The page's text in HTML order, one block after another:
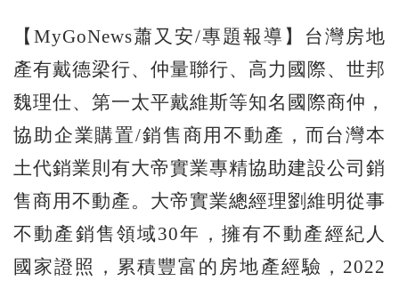
【MyGoNews蕭又安/專題報導】台灣房地
產有戴德梁行、仲量聯行、高力國際、世邦
魏理仕、第一太平戴維斯等知名國際商仲，
協助企業購置/銷售商用不動產，而台灣本
土代銷業則有大帝實業專精協助建設公司銷
售商用不動產。大帝實業總經理劉維明從事
不動產銷售領域30年，擁有不動產經紀人
國家證照，累積豐富的房地產經驗，2022